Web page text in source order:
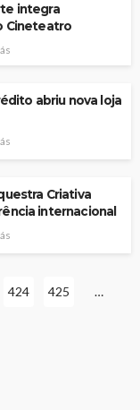
integra
Cineteatro
abriu nova loja
Criativa
internacional
424 425 …